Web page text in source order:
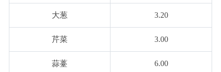
大葱 3.20
芹菜 3.00
蒜薹 6.00